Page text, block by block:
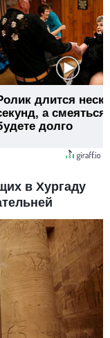
длится
а
долго
в Хургаду